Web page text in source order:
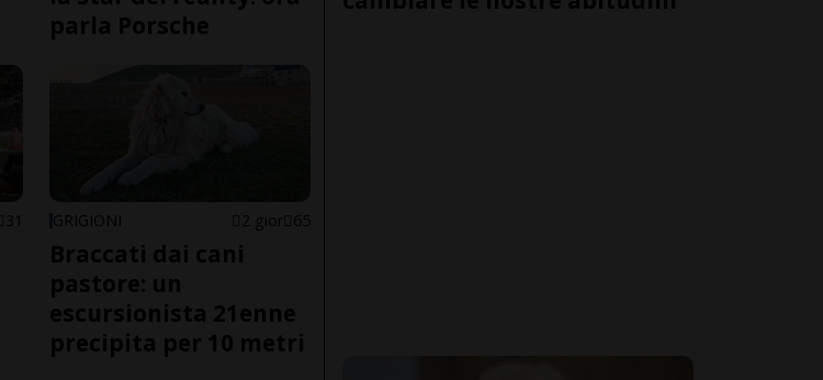
parla Porsche
31 GRIGIONI 2 gior 65
Braccati dai cani
pastore: un
escursionista 21enne
precipita per 10 metri